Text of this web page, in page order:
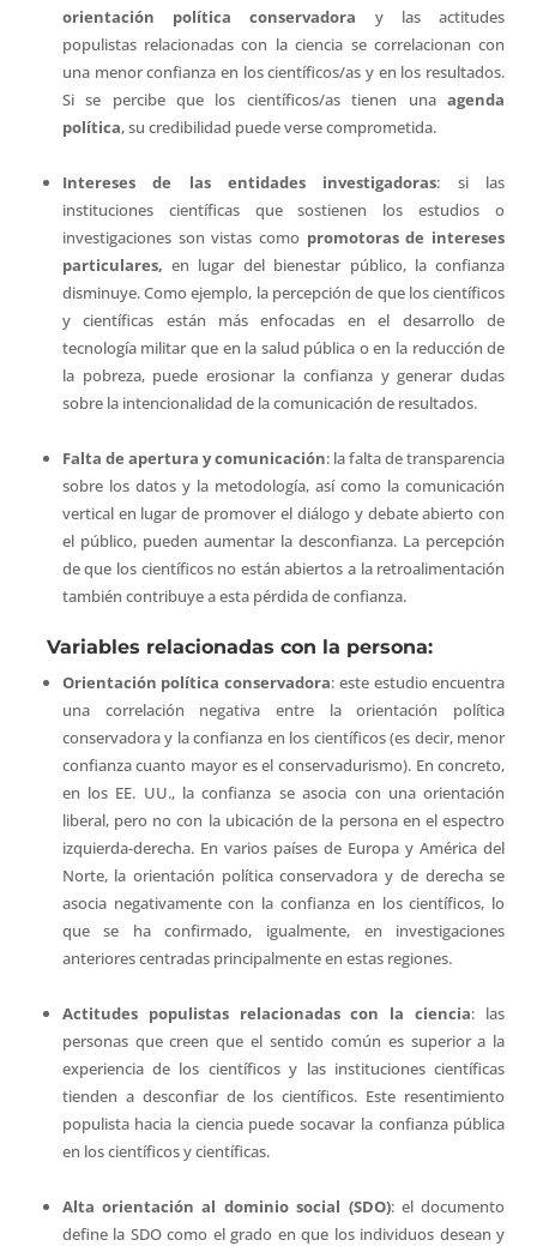
orientación política conservadora y las actitudes
populistas relacionadas con la ciencia se correlacionan con
una menor confianza en los científicos/as y en los resultados.
Si se percibe que los científicos/as tienen unaagenda
política, su credibilidad puede verse comprometida.
Intereses de las entidades investigadoras: si las
instituciones científicas que sostienen los estudios o
investigaciones son vistas como promotoras de intereses
particulares, en lugar del bienestar público, la confianza
disminuye. Como ejemplo, la percepción de que los científicos
y científicas están más enfocadas en el desarrollo de
tecnología militar que en la salud pública o en la reducción de
la pobreza, puede erosionar la confianza y generar dudas
sobre la intencionalidad de la comunicación de resultados.
Falta de apertura y comunicación: la falta de transparencia
sobre los datos y la metodología, así como la comunicación
vertical en lugar de promover el diálogo y debate abierto con
el público, pueden aumentar la desconfianza. La percepción
de que los científicos no están abiertos a la retroalimentación
también contribuye a esta pérdida de confianza.
Variables relacionadas con la persona:
Orientación política conservadora: este estudio encuentra
una correlación negativa entre la orientación política
conservadora y la confianza en los científicos (es decir, menor
confianza cuanto mayor es el conservadurismo). En concreto,
en los EE. UU., la confianza se asocia con una orientación
liberal, pero no con la ubicación de la persona en el espectro
izquierda-derecha. En varios países de Europa y América del
Norte, la orientación política conservadora y de derecha se
asocia negativamente con la confianza en los científicos, lo
que se ha confirmado, igualmente, en investigaciones
anteriores centradas principalmente en estas regiones.
Actitudes populistas relacionadas con la ciencia: las
personas que creen que el sentido común es superior a la
experiencia de los científicos y las instituciones científicas
tienden a desconfiar de los científicos. Este resentimiento
populista hacia la ciencia puede socavar la confianza pública
en los científicos y científicas.
Alta orientación al dominio social (SDO): el documento
define la SDO como el grado en que los individuos desean y